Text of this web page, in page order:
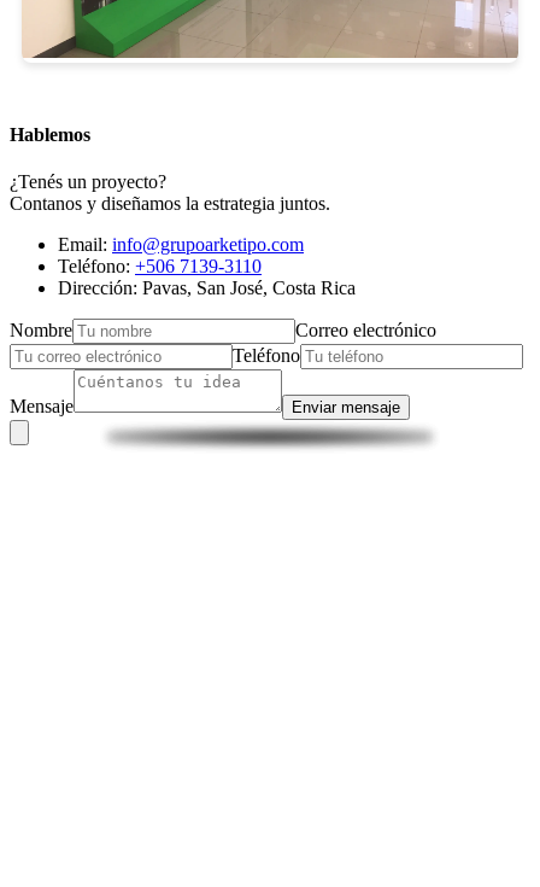
Hablemos
¿Tenés un proyecto?
Contanos y diseñamos la estrategia juntos.
Email: info@grupoarketipo.com
Teléfono: +506 7139-3110
Dirección: Pavas, San José, Costa Rica
Nombre
Correo electrónico
Teléfono
Mensaje Enviar mensaje